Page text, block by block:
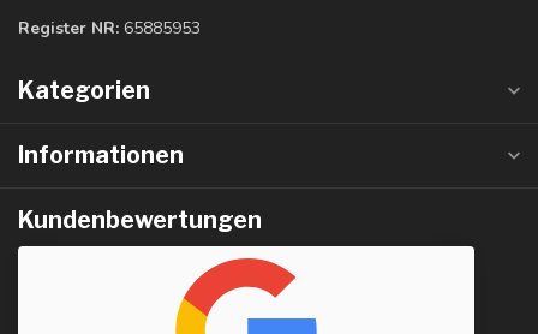
Register NR: 65885953
Kategorien
Informationen
Kundenbewertungen